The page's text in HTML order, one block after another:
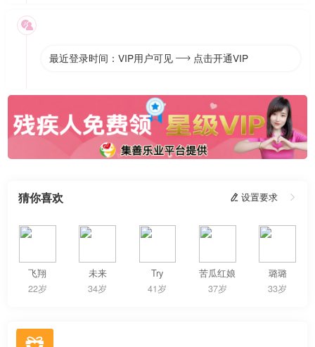

最近登录时间：VIP用户可见  点击开通VIP
猜你喜欢  设置要求 
飞翔
22岁
未来
34岁
Try
41岁
苦瓜红娘
37岁
璐璐
33岁